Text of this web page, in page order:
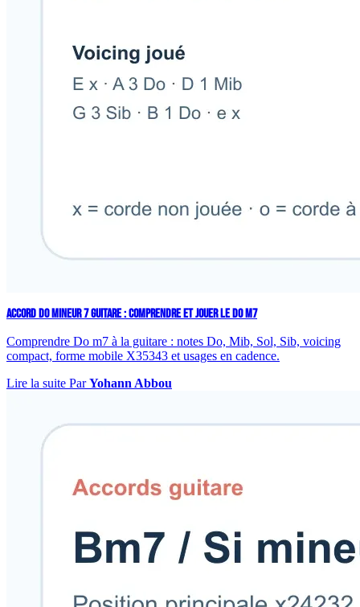
ACCORD DO MINEUR 7 GUITARE : COMPRENDRE ET JOUER LE DO M7
Comprendre Do m7 à la guitare : notes Do, Mib, Sol, Sib, voicing
compact, forme mobile X35343 et usages en cadence.
Lire la suite ParYohann Abbou